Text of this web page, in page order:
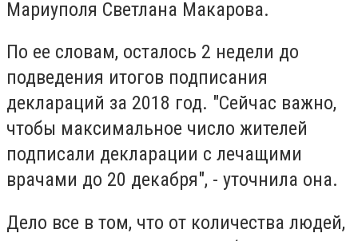
Мариуполя Светлана Макарова.
По ее словам, осталось 2 недели до
подведения итогов подписания
деклараций за 2018 год. "Сейчас важно,
чтобы максимальное число жителей
подписали декларации с лечащими
врачами до 20 декабря", - уточнила она.
Дело все в том, что от количества людей,